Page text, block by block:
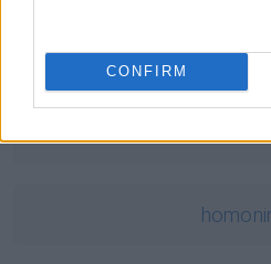
CONFIRM
wpół